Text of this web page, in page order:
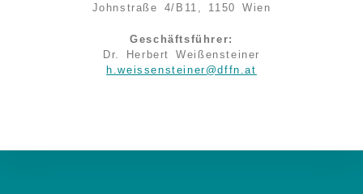
Johnstraße 4/B11, 1150 Wien
Geschäftsführer:
Dr. Herbert Weißensteiner
h.weissensteiner@dffn.at